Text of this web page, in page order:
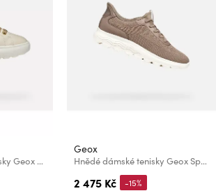
Krémové dámské tenisky Geox Spherica EC4.1
Geox
Hnědé dámské tenisky Geox Spherica Plus Fast in
2 475 Kč -15%